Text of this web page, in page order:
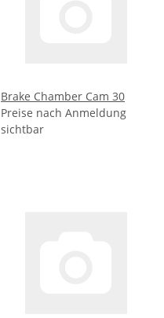
Brake Chamber Cam 30
Preise nach Anmeldung
sichtbar